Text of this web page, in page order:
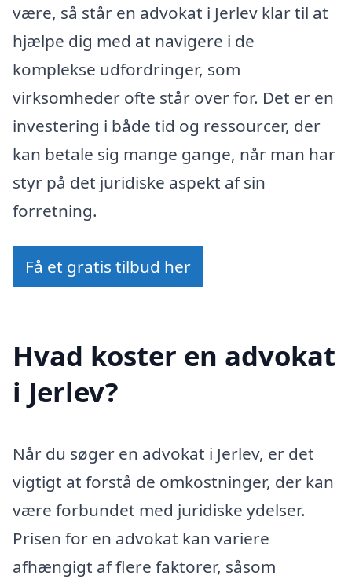
være, så står en advokat i Jerlev klar til at
hjælpe dig med at navigere i de
komplekse udfordringer, som
virksomheder ofte står over for. Det er en
investering i både tid og ressourcer, der
kan betale sig mange gange, når man har
styr på det juridiske aspekt af sin
forretning.
Få et gratis tilbud her
Hvad koster en advokat
i Jerlev?
Når du søger en advokat i Jerlev, er det
vigtigt at forstå de omkostninger, der kan
være forbundet med juridiske ydelser.
Prisen for en advokat kan variere
afhængigt af flere faktorer, såsom